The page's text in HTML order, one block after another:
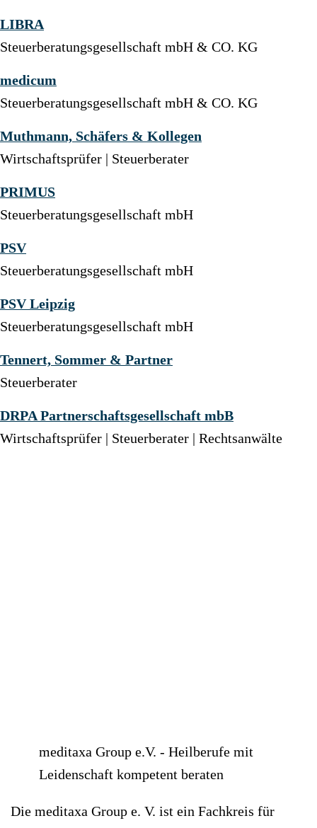
LIBRA
Steuerberatungsgesellschaft mbH & CO. KG
medicum
Steuerberatungsgesellschaft mbH & CO. KG
Muthmann, Schäfers & Kollegen
Wirtschaftsprüfer | Steuerberater
PRIMUS
Steuerberatungsgesellschaft mbH
PSV
Steuerberatungsgesellschaft mbH
PSV Leipzig
Steuerberatungsgesellschaft mbH
Tennert, Sommer & Partner
Steuerberater
DRPA Partnerschaftsgesellschaft mbB
Wirtschaftsprüfer | Steuerberater | Rechtsanwälte
meditaxa Group e.V. - Heilberufe mit
Leidenschaft kompetent beraten
Die meditaxa Group e. V. ist ein Fachkreis für